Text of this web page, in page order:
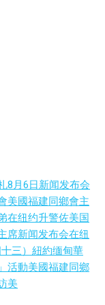
8月6日新闻发布会
美國福建同鄉會主
在纽约升警佐美国
席新闻发布会在纽
三） 紐約缅甸華
活動美國福建同鄉
美